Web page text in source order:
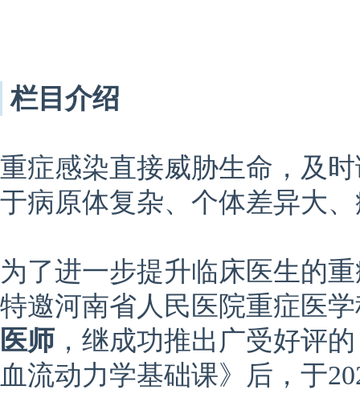
栏目介绍
重症感染直接威胁生命，及
于病原体复杂、个体差异大
为了进一步提升临床医生的
特邀河南省人民医院重症医
医师 ，继成功推出广受好评
血流动力学基础课》后，于